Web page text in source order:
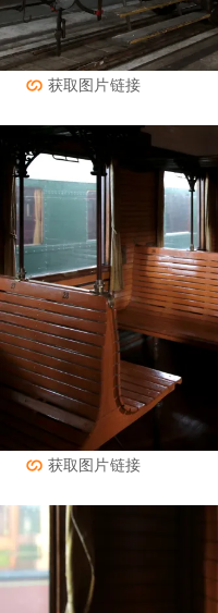
获取图片链接
获取图片链接